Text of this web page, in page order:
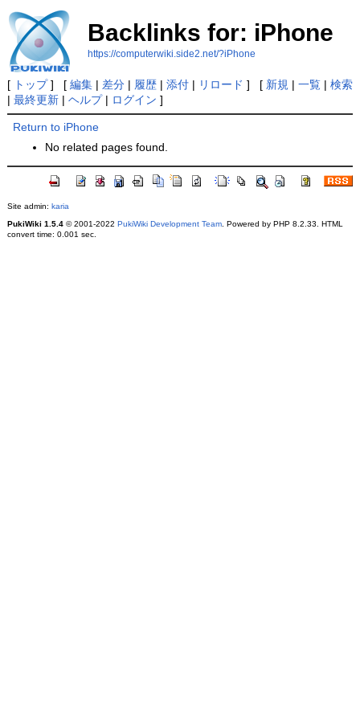
Backlinks for: iPhone
https://computerwiki.side2.net/?iPhone
[ トップ] [ 編集| 差分| 履歴| 添付| リロード ] [ 新規 | 一覧| 検索
| 最終更新| ヘルプ| ログイン ]
Return to iPhone
No related pages found.
Site admin: karia
PukiWiki 1.5.4© 2001-2022 PukiWiki Development Team. Powered by PHP 8.2.33. HTML
convert time: 0.001 sec.